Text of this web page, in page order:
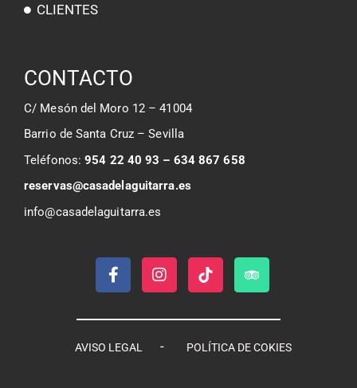
CLIENTES
CONTACTO
C/ Mesón del Moro 12 – 41004
Barrio de Santa Cruz – Sevilla
Teléfonos:954 22 40 93 – 634 867 658
reservas@casadelaguitarra.es
info@casadelaguitarra.es
AVISO LEGAL - POLÍTICA DE COKIES